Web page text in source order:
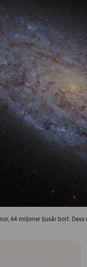
44 miljoner ljusår bort.